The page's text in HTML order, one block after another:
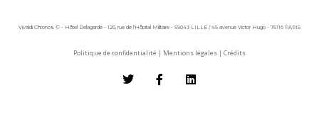
Vivaldi Chronos © - Hôtel Delagarde - 120, rue de l'Hôpital Militaire - 59043 LILLE / 45 avenue Victor Hugo - 75116 PARIS
Politique de confidentialité | Mentions légales | Crédits